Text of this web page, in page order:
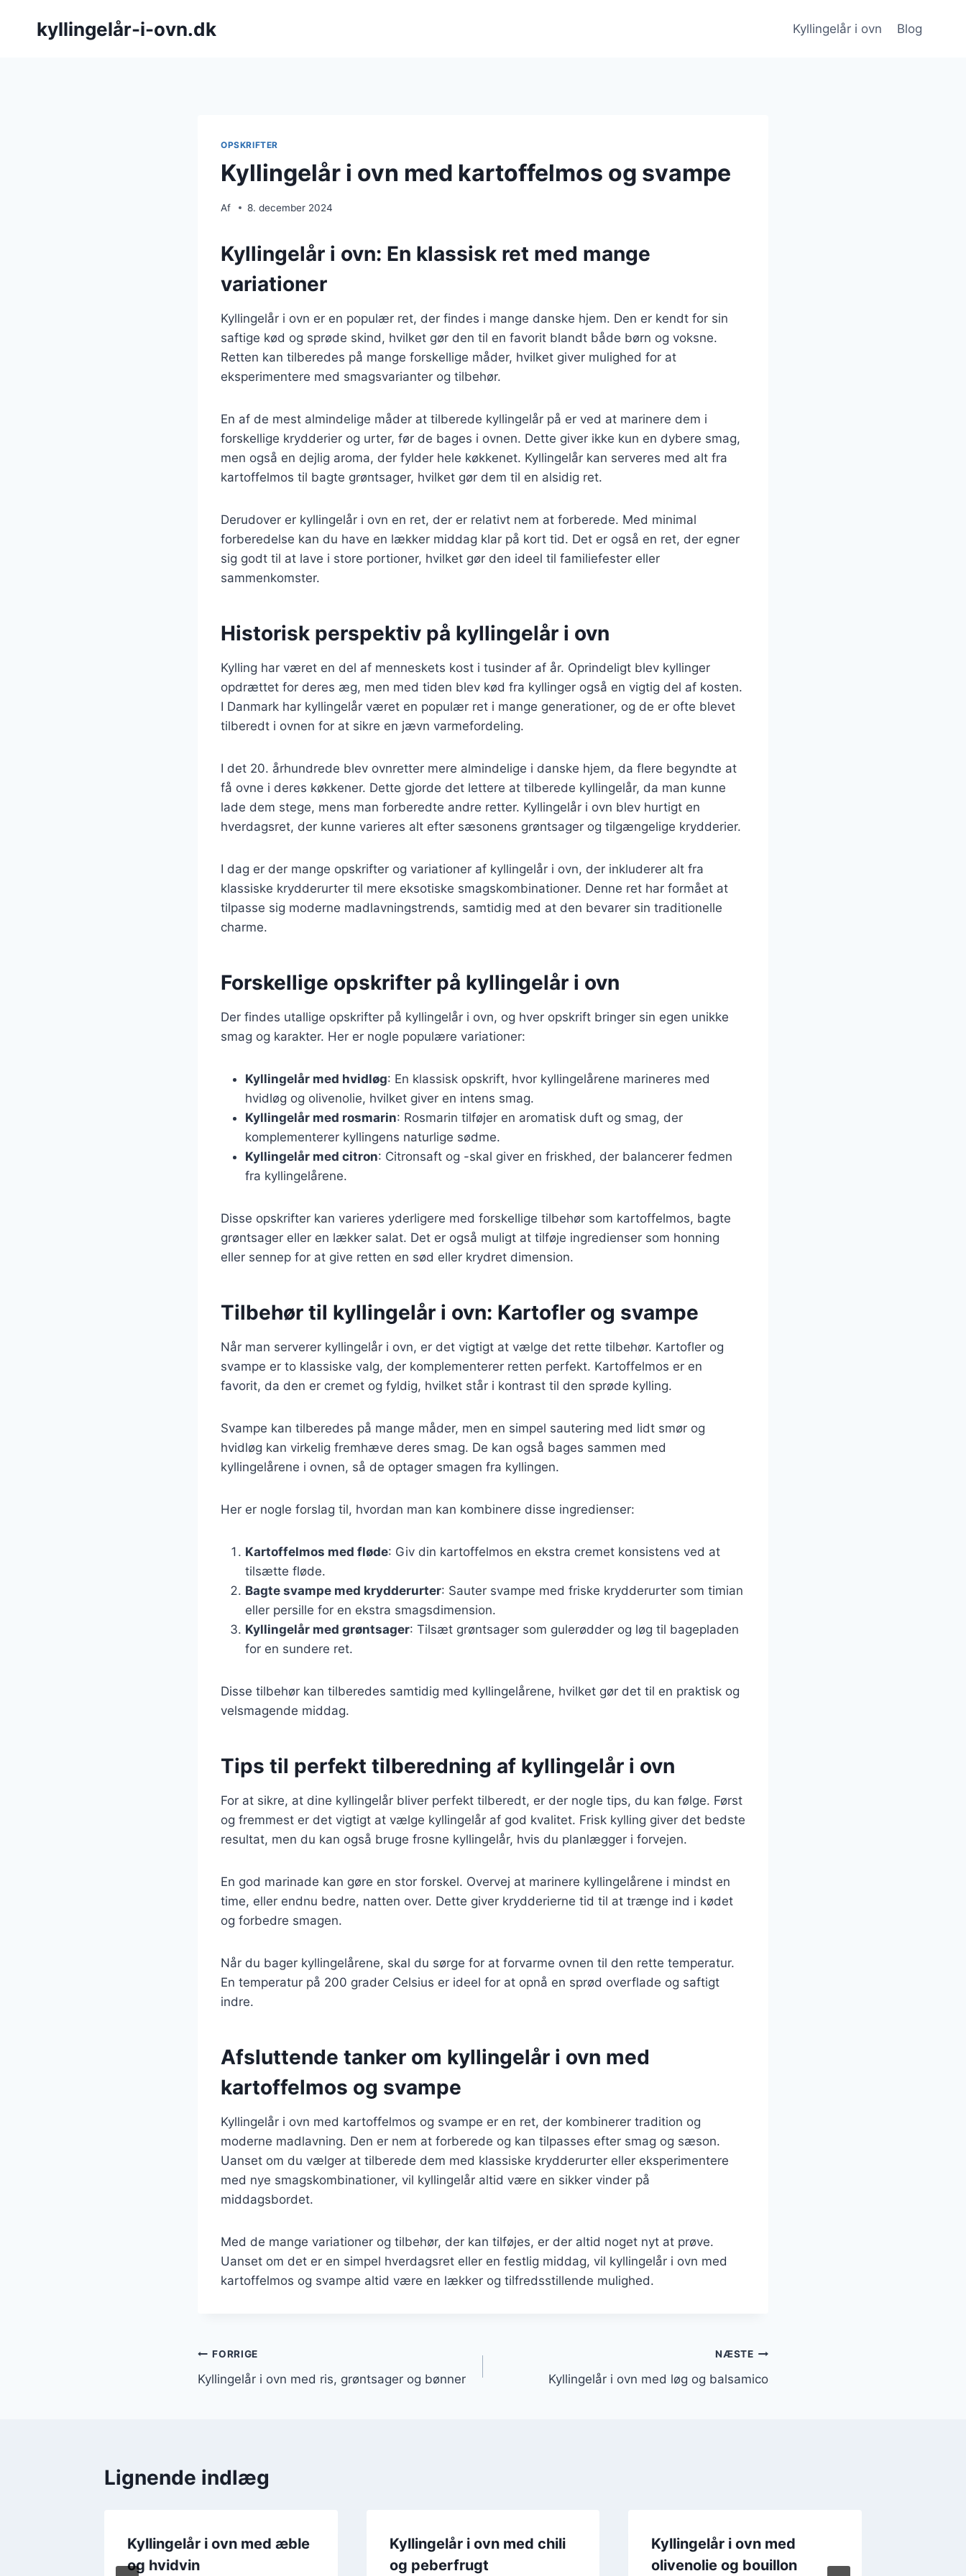
kyllingelår-i-ovn.dk Kyllingelår i ovn Blog
OPSKRIFTER
Kyllingelår i ovn med kartoffelmos og svampe
Af 8. december 2024
Kyllingelår i ovn: En klassisk ret med mange
variationer
Kyllingelår i ovn er en populær ret, der findes i mange danske hjem. Den er kendt for sin
saftige kød og sprøde skind, hvilket gør den til en favorit blandt både børn og voksne.
Retten kan tilberedes på mange forskellige måder, hvilket giver mulighed for at
eksperimentere med smagsvarianter og tilbehør.
En af de mest almindelige måder at tilberede kyllingelår på er ved at marinere dem i
forskellige krydderier og urter, før de bages i ovnen. Dette giver ikke kun en dybere smag,
men også en dejlig aroma, der fylder hele køkkenet. Kyllingelår kan serveres med alt fra
kartoffelmos til bagte grøntsager, hvilket gør dem til en alsidig ret.
Derudover er kyllingelår i ovn en ret, der er relativt nem at forberede. Med minimal
forberedelse kan du have en lækker middag klar på kort tid. Det er også en ret, der egner
sig godt til at lave i store portioner, hvilket gør den ideel til familiefester eller
sammenkomster.
Historisk perspektiv på kyllingelår i ovn
Kylling har været en del af menneskets kost i tusinder af år. Oprindeligt blev kyllinger
opdrættet for deres æg, men med tiden blev kød fra kyllinger også en vigtig del af kosten.
I Danmark har kyllingelår været en populær ret i mange generationer, og de er ofte blevet
tilberedt i ovnen for at sikre en jævn varmefordeling.
I det 20. århundrede blev ovnretter mere almindelige i danske hjem, da flere begyndte at
få ovne i deres køkkener. Dette gjorde det lettere at tilberede kyllingelår, da man kunne
lade dem stege, mens man forberedte andre retter. Kyllingelår i ovn blev hurtigt en
hverdagsret, der kunne varieres alt efter sæsonens grøntsager og tilgængelige krydderier.
I dag er der mange opskrifter og variationer af kyllingelår i ovn, der inkluderer alt fra
klassiske krydderurter til mere eksotiske smagskombinationer. Denne ret har formået at
tilpasse sig moderne madlavningstrends, samtidig med at den bevarer sin traditionelle
charme.
Forskellige opskrifter på kyllingelår i ovn
Der findes utallige opskrifter på kyllingelår i ovn, og hver opskrift bringer sin egen unikke
smag og karakter. Her er nogle populære variationer:
Kyllingelår med hvidløg: En klassisk opskrift, hvor kyllingelårene marineres med
hvidløg og olivenolie, hvilket giver en intens smag.
Kyllingelår med rosmarin: Rosmarin tilføjer en aromatisk duft og smag, der
komplementerer kyllingens naturlige sødme.
Kyllingelår med citron: Citronsaft og -skal giver en friskhed, der balancerer fedmen
fra kyllingelårene.
Disse opskrifter kan varieres yderligere med forskellige tilbehør som kartoffelmos, bagte
grøntsager eller en lækker salat. Det er også muligt at tilføje ingredienser som honning
eller sennep for at give retten en sød eller krydret dimension.
Tilbehør til kyllingelår i ovn: Kartofler og svampe
Når man serverer kyllingelår i ovn, er det vigtigt at vælge det rette tilbehør. Kartofler og
svampe er to klassiske valg, der komplementerer retten perfekt. Kartoffelmos er en
favorit, da den er cremet og fyldig, hvilket står i kontrast til den sprøde kylling.
Svampe kan tilberedes på mange måder, men en simpel sautering med lidt smør og
hvidløg kan virkelig fremhæve deres smag. De kan også bages sammen med
kyllingelårene i ovnen, så de optager smagen fra kyllingen.
Her er nogle forslag til, hvordan man kan kombinere disse ingredienser:
Kartoffelmos med fløde: Giv din kartoffelmos en ekstra cremet konsistens ved at
tilsætte fløde.
Bagte svampe med krydderurter: Sauter svampe med friske krydderurter som timian
eller persille for en ekstra smagsdimension.
Kyllingelår med grøntsager: Tilsæt grøntsager som gulerødder og løg til bagepladen
for en sundere ret.
Disse tilbehør kan tilberedes samtidig med kyllingelårene, hvilket gør det til en praktisk og
velsmagende middag.
Tips til perfekt tilberedning af kyllingelår i ovn
For at sikre, at dine kyllingelår bliver perfekt tilberedt, er der nogle tips, du kan følge. Først
og fremmest er det vigtigt at vælge kyllingelår af god kvalitet. Frisk kylling giver det bedste
resultat, men du kan også bruge frosne kyllingelår, hvis du planlægger i forvejen.
En god marinade kan gøre en stor forskel. Overvej at marinere kyllingelårene i mindst en
time, eller endnu bedre, natten over. Dette giver krydderierne tid til at trænge ind i kødet
og forbedre smagen.
Når du bager kyllingelårene, skal du sørge for at forvarme ovnen til den rette temperatur.
En temperatur på 200 grader Celsius er ideel for at opnå en sprød overflade og saftigt
indre.
Afsluttende tanker om kyllingelår i ovn med
kartoffelmos og svampe
Kyllingelår i ovn med kartoffelmos og svampe er en ret, der kombinerer tradition og
moderne madlavning. Den er nem at forberede og kan tilpasses efter smag og sæson.
Uanset om du vælger at tilberede dem med klassiske krydderurter eller eksperimentere
med nye smagskombinationer, vil kyllingelår altid være en sikker vinder på
middagsbordet.
Med de mange variationer og tilbehør, der kan tilføjes, er der altid noget nyt at prøve.
Uanset om det er en simpel hverdagsret eller en festlig middag, vil kyllingelår i ovn med
kartoffelmos og svampe altid være en lækker og tilfredsstillende mulighed.
Indlægsnavigation
FORRIGE
Kyllingelår i ovn med ris, grøntsager og bønner
NÆSTE
Kyllingelår i ovn med løg og balsamico
Lignende indlæg
Kyllingelår i ovn med æble
og hvidvin
Kyllingelår i ovn med chili
og peberfrugt
Kyllingelår i ovn med
olivenolie og bouillon